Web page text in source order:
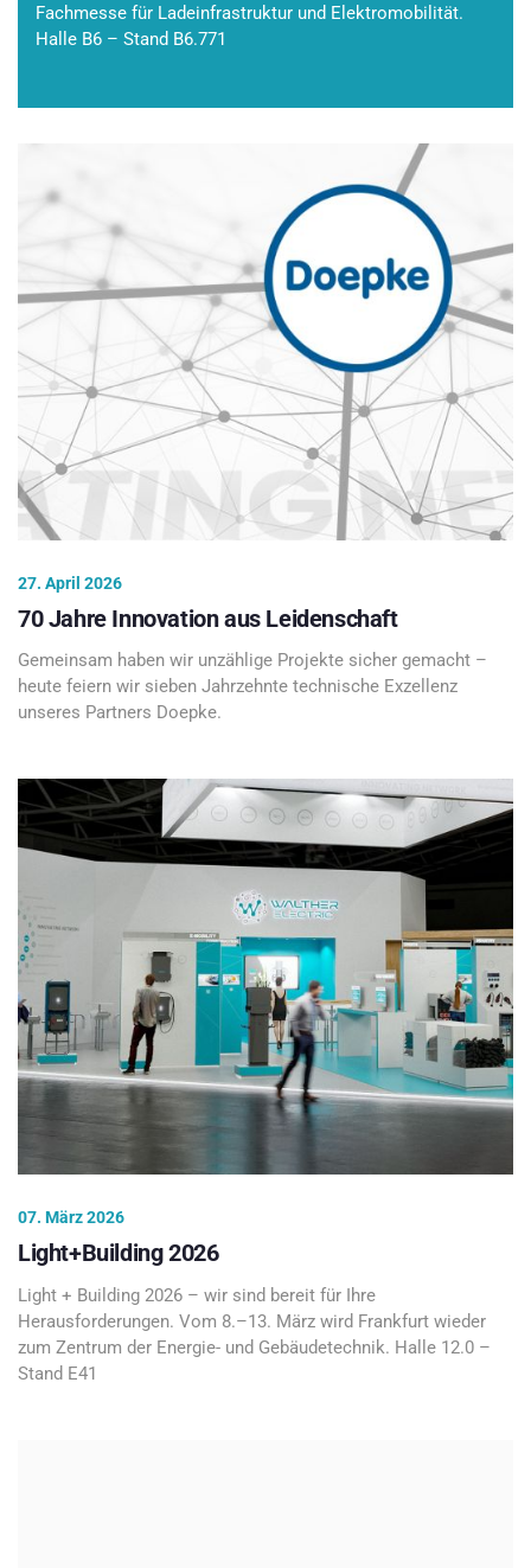
Fachmesse für Ladeinfrastruktur und Elektromobilität.
Halle B6 – Stand B6.771
27. April 2026
70 Jahre Innovation aus Leidenschaft
Gemeinsam haben wir unzählige Projekte sicher gemacht –
heute feiern wir sieben Jahrzehnte technische Exzellenz
unseres Partners Doepke.
07. März 2026
Light+Building 2026
Light + Building 2026 – wir sind bereit für Ihre
Herausforderungen. Vom 8.–13. März wird Frankfurt wieder
zum Zentrum der Energie- und Gebäudetechnik. Halle 12.0 –
Stand E41